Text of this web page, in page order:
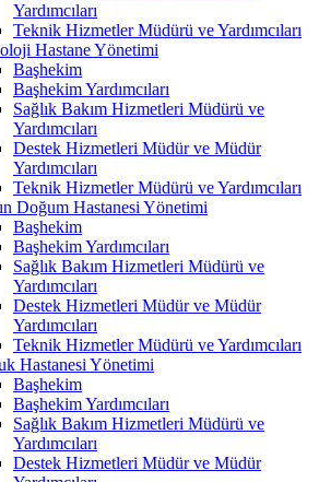
Yardımcıları
Teknik Hizmetler Müdürü ve Yardımcıları
Hastane Yönetimi
Başhekim
Başhekim Yardımcıları
Sağlık Bakım Hizmetleri Müdürü ve
Yardımcıları
Destek Hizmetleri Müdür ve Müdür
Yardımcıları
Teknik Hizmetler Müdürü ve Yardımcıları
Doğum Hastanesi Yönetimi
Başhekim
Başhekim Yardımcıları
Sağlık Bakım Hizmetleri Müdürü ve
Yardımcıları
Destek Hizmetleri Müdür ve Müdür
Yardımcıları
Teknik Hizmetler Müdürü ve Yardımcıları
Hastanesi Yönetimi
Başhekim
Başhekim Yardımcıları
Sağlık Bakım Hizmetleri Müdürü ve
Yardımcıları
Destek Hizmetleri Müdür ve Müdür